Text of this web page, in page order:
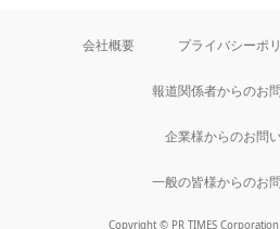
会社概要 プライバシーポ
報道関係者からのお
企業様からのお問
一般の皆様からのお
Copyright © PR TIMES